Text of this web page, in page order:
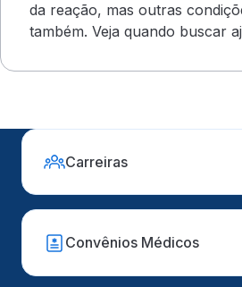
da reação, mas outras
também. Veja quando buscar
Carreiras
Convênios Médicos